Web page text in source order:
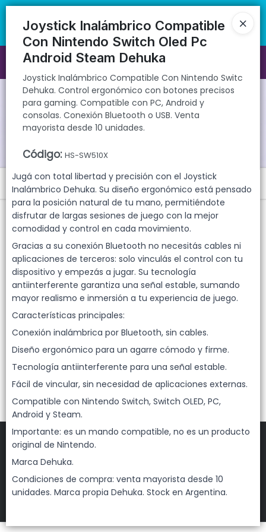
Joystick Inalámbrico Compatible Con Nintendo Switc Dehuka.
con PC, Android y consolas. Conexión Bluetooth o USB. Venta
mayorista desde 10 unidades.
Joystick Inalámbrico Compatible
Con Nintendo Switch Oled Pc
Android Steam Dehuka
Joystick Inalámbrico Compatible Con Nintendo Switc
Dehuka. Control ergonómico con botones precisos
para gaming. Compatible con PC, Android y
consolas. Conexión Bluetooth o USB. Venta
mayorista desde 10 unidades.
Código: HS-SW510X
Jugá con total libertad y precisión con el Joystick
Inalámbrico Dehuka. Su diseño ergonómico está pensado
para la posición natural de tu mano, permitiéndote
disfrutar de largas sesiones de juego con la mejor
comodidad y control en cada movimiento.
Gracias a su conexión Bluetooth no necesitás cables ni
aplicaciones de terceros: solo vinculás el control con tu
dispositivo y empezás a jugar. Su tecnología
antiinterferente garantiza una señal estable, sumando
mayor realismo e inmersión a tu experiencia de juego.
Características principales:
Conexión inalámbrica por Bluetooth, sin cables.
Diseño ergonómico para un agarre cómodo y firme.
Tecnología antiinterferente para una señal estable.
Fácil de vincular, sin necesidad de aplicaciones externas.
Compatible con Nintendo Switch, Switch OLED, PC,
Android y Steam.
Importante: es un mando compatible, no es un producto
original de Nintendo.
Marca Dehuka.
Condiciones de compra: venta mayorista desde 10
unidades. Marca propia Dehuka. Stock en Argentina.
directa | 📦 Comprá mayorista desde 10 unidades. ¡Registrate y
accedé a precios exclusivos!
Ingresar a la Tienda
CÓMO COMPRAR
QUIÉNES SOMOS
GARANTIAS
CONTACTO
Menú
Joystick Inalámbrico Compatible Con Nintendo Switc Dehuka.
Control ergonómico con botones precisos para gaming.
Compatible con PC, Android y consolas. Conexión Bluetooth o USB.
FILTROS
Lista vacía
DEHUKA© 2026